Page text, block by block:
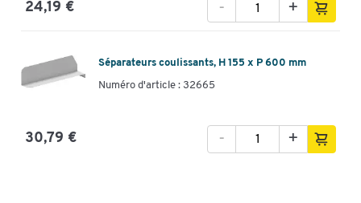
24,19 € +
-
Séparateurs coulissants, H 155 x P 600 mm
Numéro d'article : 32665
30,79 € +
-